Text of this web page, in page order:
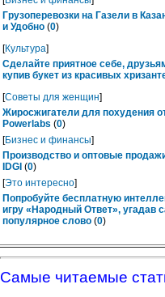
Грузоперевозки на Газели в
и Удобно (0)
[Культура]
Сделайте приятное себе,
купив букет из красивых
[Советы для женщин]
Жиросжигатели для похудения
Powerlabs (0)
[Бизнес и финансы]
Производство и оптовые
IDGI (0)
[Это интересно]
Попробуйте бесплатную
игру «Народный Ответ», угадав
популярное слово (0)
Самые читаемые